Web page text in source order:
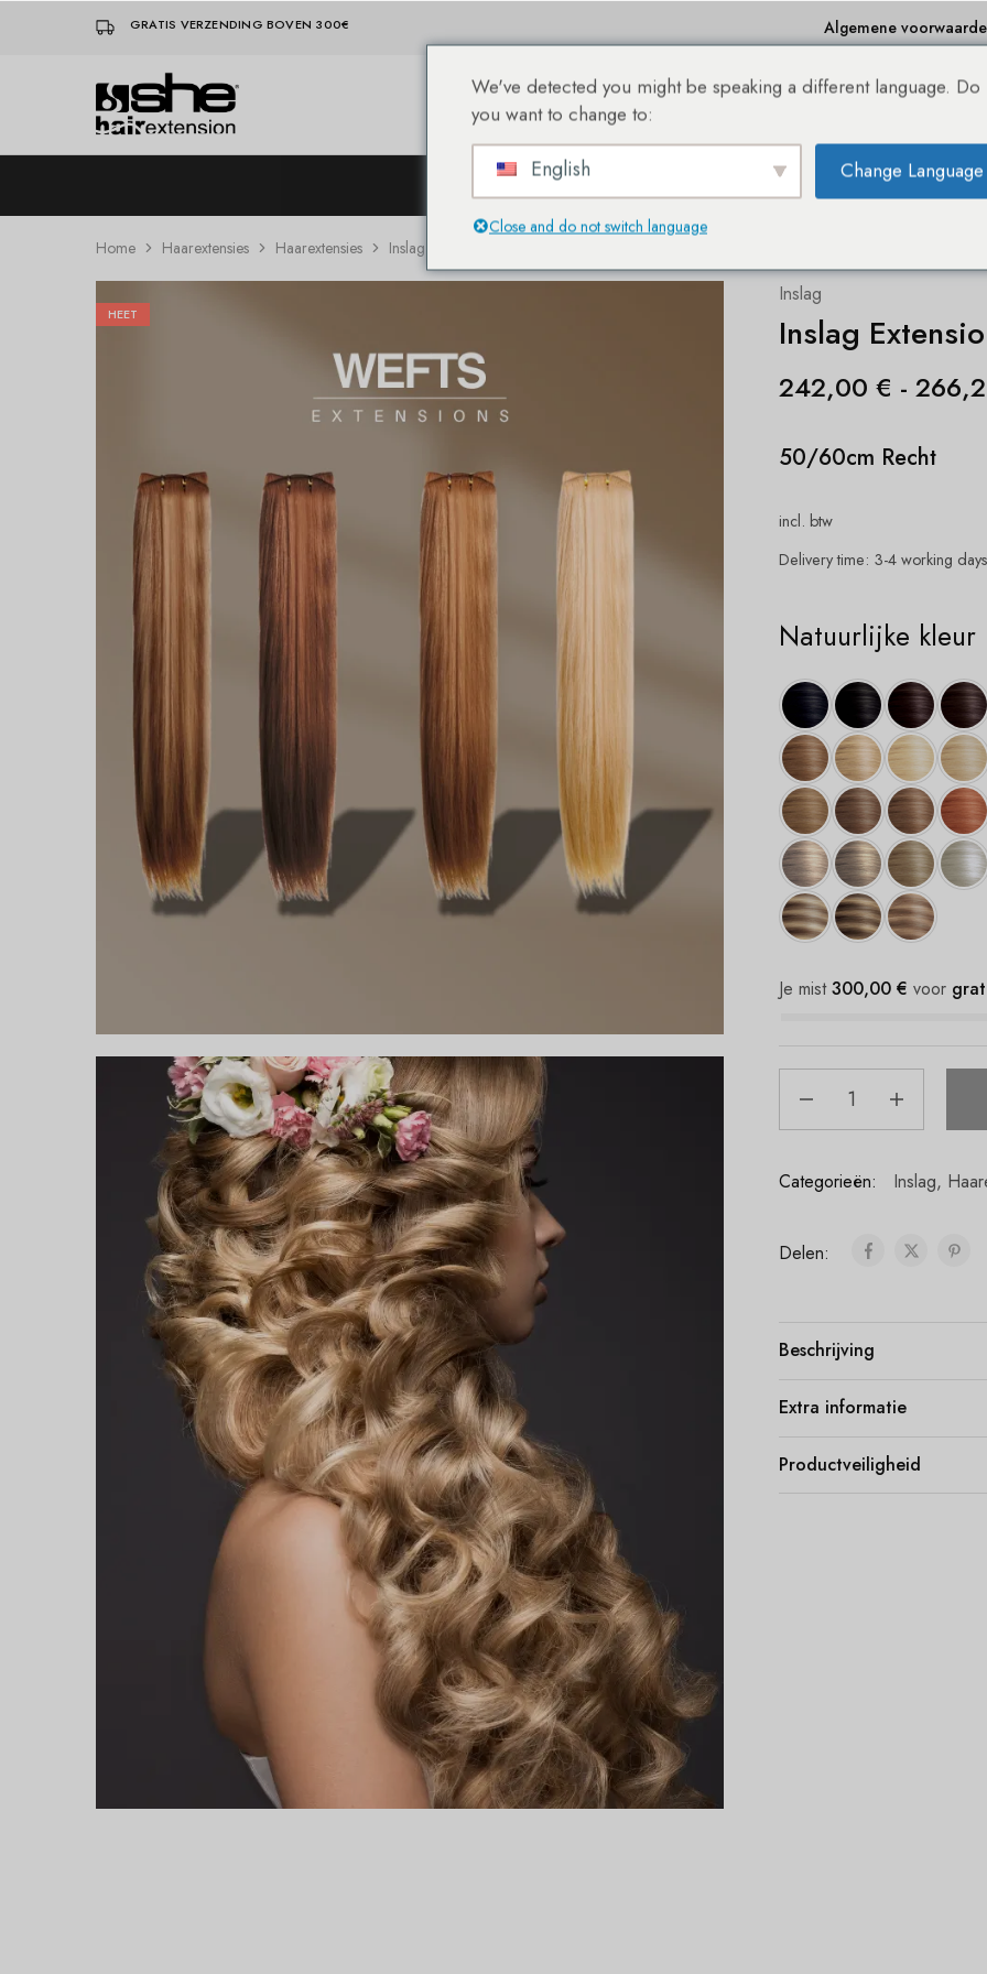
GRATIS VERZENDING BOVEN 300€ Algemene
She-
Hairextensions
Socap
Premium
Extensions
Winkelen Bestseller Sale % Over ons
DE NIEUWE SHE® HAIREXTENSION WEBSHOP!
Home Haarextensies Haarextensies Inslag Extensions
HEET
Inslag
Inslag
242,00 € -
50/60cm Recht
incl. btw
Delivery time: 3-4 working days
Natuurlijke kleur
Je mist300,00 € voor
Categorieën: Inslag,
Delen:
Beschrijving
Extra informatie
Productveiligheid
We've detected you might be speaking a different language. Do
you want to change to:
English Change Language
Close and do not switch language